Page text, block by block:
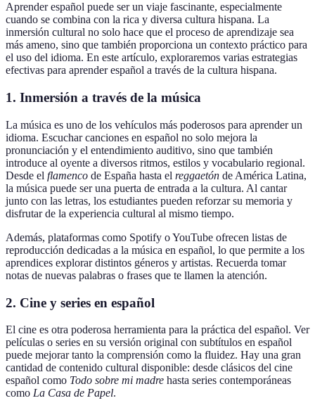
Aprender español puede ser un viaje fascinante, especialmente
cuando se combina con la rica y diversa cultura hispana. La
inmersión cultural no solo hace que el proceso de aprendizaje sea
más ameno, sino que también proporciona un contexto práctico para
el uso del idioma. En este artículo, exploraremos varias estrategias
efectivas para aprender español a través de la cultura hispana.
1. Inmersión a través de la música
La música es uno de los vehículos más poderosos para aprender un
idioma. Escuchar canciones en español no solo mejora la
pronunciación y el entendimiento auditivo, sino que también
introduce al oyente a diversos ritmos, estilos y vocabulario regional.
Desde el flamenco de España hasta el reggaetón de América Latina,
la música puede ser una puerta de entrada a la cultura. Al cantar
junto con las letras, los estudiantes pueden reforzar su memoria y
disfrutar de la experiencia cultural al mismo tiempo.
Además, plataformas como Spotify o YouTube ofrecen listas de
reproducción dedicadas a la música en español, lo que permite a los
aprendices explorar distintos géneros y artistas. Recuerda tomar
notas de nuevas palabras o frases que te llamen la atención.
2. Cine y series en español
El cine es otra poderosa herramienta para la práctica del español. Ver
películas o series en su versión original con subtítulos en español
puede mejorar tanto la comprensión como la fluidez. Hay una gran
cantidad de contenido cultural disponible: desde clásicos del cine
español como Todo sobre mi madre hasta series contemporáneas
como La Casa de Papel.